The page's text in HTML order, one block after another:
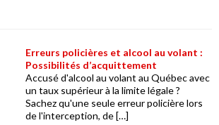
Erreurs policières et alcool au volant :
Possibilités d’acquittement
Accusé d'alcool au volant au Québec avec
un taux supérieur à la limite légale ?
Sachez qu'une seule erreur policière lors
de l'interception, de […]